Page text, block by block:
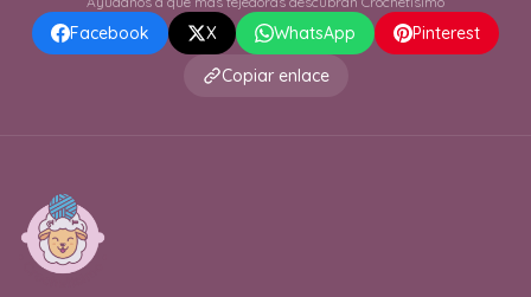
Facebook X WhatsApp
Pinterest
Copiar enlace